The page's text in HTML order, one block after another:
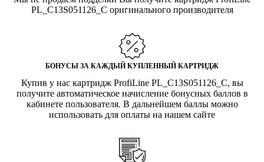
PL_C13S051126_C оригинального производителя
БОНУСЫ ЗА КАЖДЫЙ КУПЛЕННЫЙ КАРТРИДЖ
Купив у нас картридж ProfiLine PL_C13S051126_C, вы
получите автоматическое начисление бонусных баллов в
кабинете пользователя. В дальнейшем баллы можно
использовать для оплаты на нашем сайте